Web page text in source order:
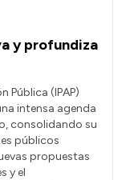
y profundiza
Pública (IPAP)
intensa agenda
consolidando su
públicos
propuestas
y el